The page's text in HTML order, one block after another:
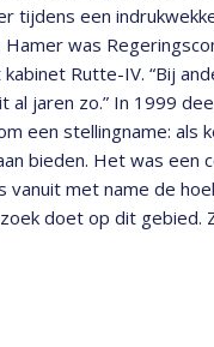
tijdens een
was
Rutte-IV. “Bij
jaren zo.” In 1999
een stellingname: als
bieden. Het was een
met name de
doet op dit gebied.